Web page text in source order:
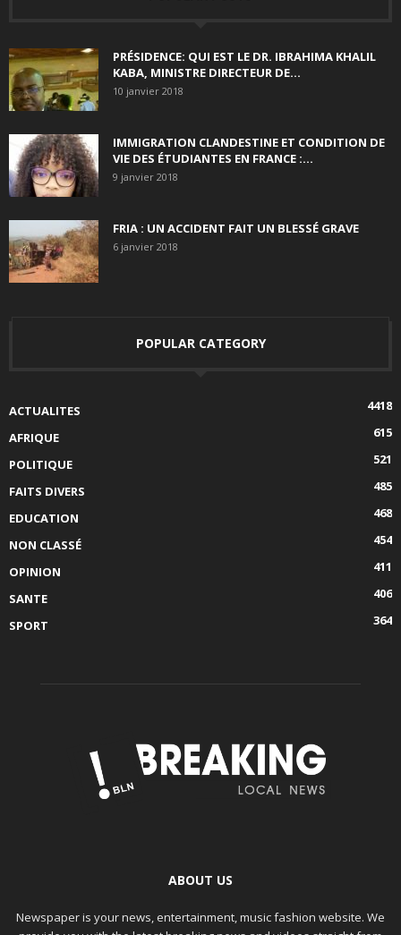
PRÉSIDENCE: QUI EST LE DR. IBRAHIMA KHALIL
KABA, MINISTRE DIRECTEUR DE...
10 janvier 2018
IMMIGRATION CLANDESTINE ET CONDITION DE
VIE DES ÉTUDIANTES EN FRANCE :...
9 janvier 2018
FRIA : UN ACCIDENT FAIT UN BLESSÉ GRAVE
6 janvier 2018
POPULAR CATEGORY
ACTUALITES
4418
AFRIQUE
615
POLITIQUE
521
FAITS DIVERS
485
EDUCATION
468
NON CLASSÉ
454
OPINION
411
SANTE
406
SPORT
364
ABOUT US
Newspaper is your news, entertainment, music fashion website. We